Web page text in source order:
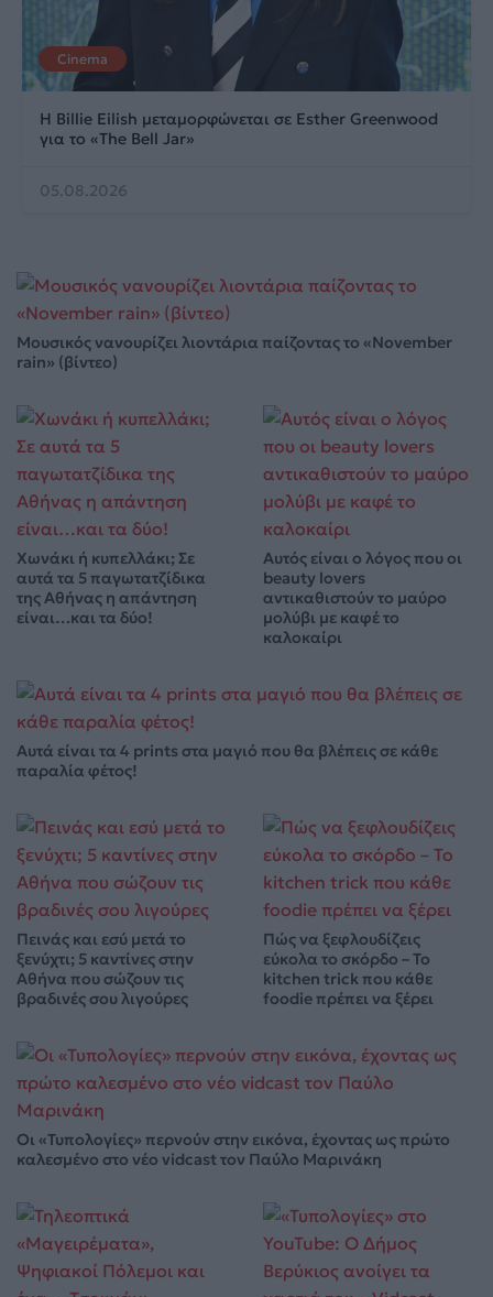
Cinema
Η Billie Eilish μεταμορφώνεται σε Esther Greenwood
για το «The Bell Jar»
05.08.2026
Μουσικός νανουρίζει λιοντάρια παίζοντας το «November
rain» (βίντεο)
Χωνάκι ή κυπελλάκι; Σε
αυτά τα 5 παγωτατζίδικα
της Αθήνας η απάντηση
είναι…και τα δύο!
Αυτός είναι ο λόγος που οι
beauty lovers
αντικαθιστούν το μαύρο
μολύβι με καφέ το
καλοκαίρι
Αυτά είναι τα 4 prints στα μαγιό που θα βλέπεις σε κάθε
παραλία φέτος!
Πεινάς και εσύ μετά το
ξενύχτι; 5 καντίνες στην
Αθήνα που σώζουν τις
βραδινές σου λιγούρες
Πώς να ξεφλουδίζεις
εύκολα το σκόρδο – Το
kitchen trick που κάθε
foodie πρέπει να ξέρει
Οι «Τυπολογίες» περνούν στην εικόνα, έχοντας ως πρώτο
καλεσμένο στο νέο vidcast τον Παύλο Μαρινάκη